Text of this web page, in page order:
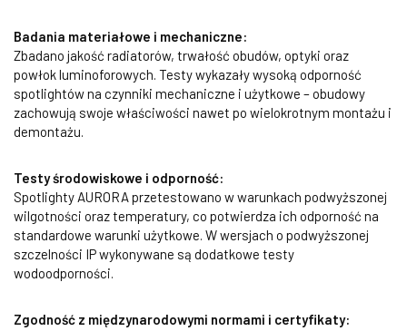
Badania materiałowe i mechaniczne:
Zbadano jakość radiatorów, trwałość obudów, optyki oraz
powłok luminoforowych. Testy wykazały wysoką odporność
spotlightów na czynniki mechaniczne i użytkowe – obudowy
zachowują swoje właściwości nawet po wielokrotnym montażu i
demontażu.
Testy środowiskowe i odporność:
Spotlighty AURORA przetestowano w warunkach podwyższonej
wilgotności oraz temperatury, co potwierdza ich odporność na
standardowe warunki użytkowe. W wersjach o podwyższonej
szczelności IP wykonywane są dodatkowe testy
wodoodporności.
Zgodność z międzynarodowymi normami i certyfikaty: